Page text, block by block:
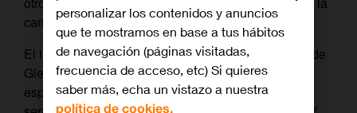
caridad.
El inicio de la temporada, con las brutales muertes de
Glenn y Abraham, dejó traumatizados tanto a los
espectadores como a los propios personajes de la
personalizar los contenidos y anuncios
que te mostramos en base a tus hábitos
de navegación (páginas visitadas,
frecuencia de acceso, etc) Si quieres
saber más, echa un vistazo a nuestra
política de cookies.